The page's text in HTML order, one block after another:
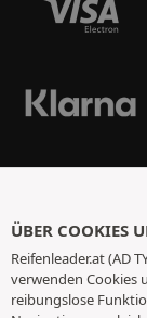
ÜBER COOKIES
Reifenleader.at (AD
verwenden Cookies
reibungslose